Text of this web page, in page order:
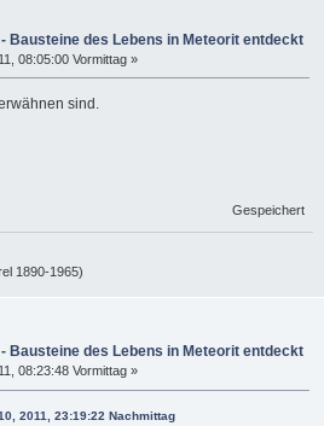
Bausteine des Lebens in Meteorit entdeckt
08:05:00 Vormittag »
sind.
Gespeichert
1890-1965)
Bausteine des Lebens in Meteorit entdeckt
08:23:48 Vormittag »
2011, 23:19:22 Nachmittag